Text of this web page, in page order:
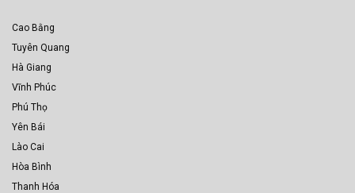
Cao Bằng
Tuyên Quang
Hà Giang
Vĩnh Phúc
Phú Thọ
Yên Bái
Lào Cai
Hòa Bình
Thanh Hóa